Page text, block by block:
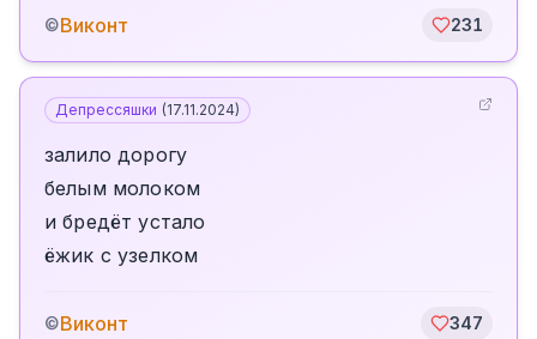
©Виконт 231
Депрессяшки (17.11.2024)
залило дорогу
белым молоком
и бредёт устало
ёжик с узелком
©Виконт 347